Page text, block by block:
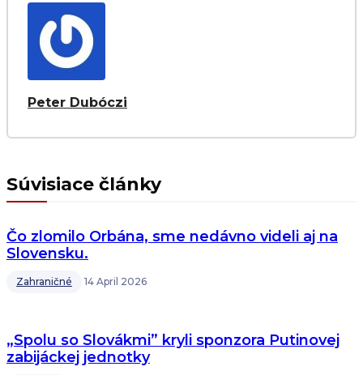
Peter Dubóczi
Súvisiace články
Čo zlomilo Orbána, sme nedávno videli aj na
Slovensku.
Zahraničné 14 April 2026
„Spolu so Slovákmi” kryli sponzora Putinovej
zabijáckej jednotky